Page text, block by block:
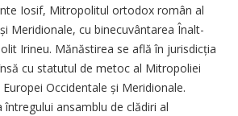
Iosif, Mitropolitul ortodox român al
Meridionale, cu binecuvântarea Înalt­
Irineu. Mănăstirea se află în jurisdicția
cu statutul de metoc al Mitropoliei
Occidentale și Meridionale.
întregului ansamblu de clădiri al